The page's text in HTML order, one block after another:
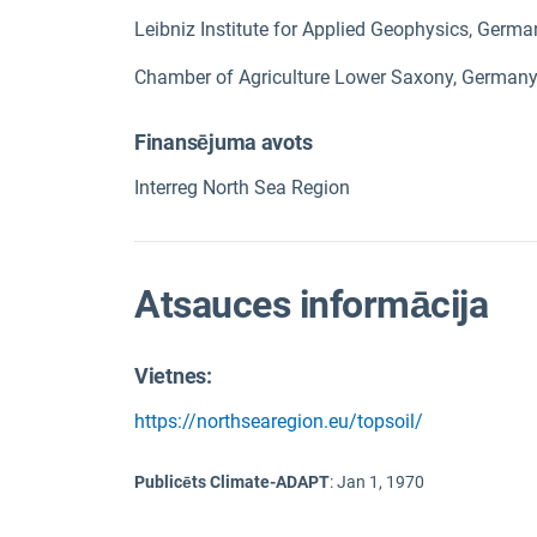
Leibniz Institute for Applied Geophysics,
Chamber of Agriculture Lower Saxony, Germany
Finansējuma avots
Interreg North Sea Region
Atsauces informācija
Vietnes:
https://northsearegion.eu/topsoil/
Publicēts Climate-ADAPT:Jan 1, 1970